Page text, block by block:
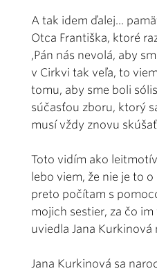
A tak idem ďalej...
Otca Františka, ktoré
,Pán nás nevolá, aby
v Cirkvi tak veľa, to
tomu, aby sme boli
súčasťou zboru, ktorý
musí vždy znovu
Toto vidím ako
lebo viem, že nie je to
preto počítam s
mojich sestier, za čo
uviedla Jana Kurkinová
Jana Kurkinová sa